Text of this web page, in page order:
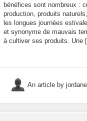
bénéfices sont nombreux :
production, produits
les longues journées
et synonyme de mauvais
à cultiver ses produits.
An article by